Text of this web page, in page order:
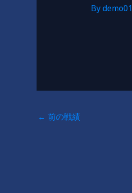
Bydemo01
← 前の戦績